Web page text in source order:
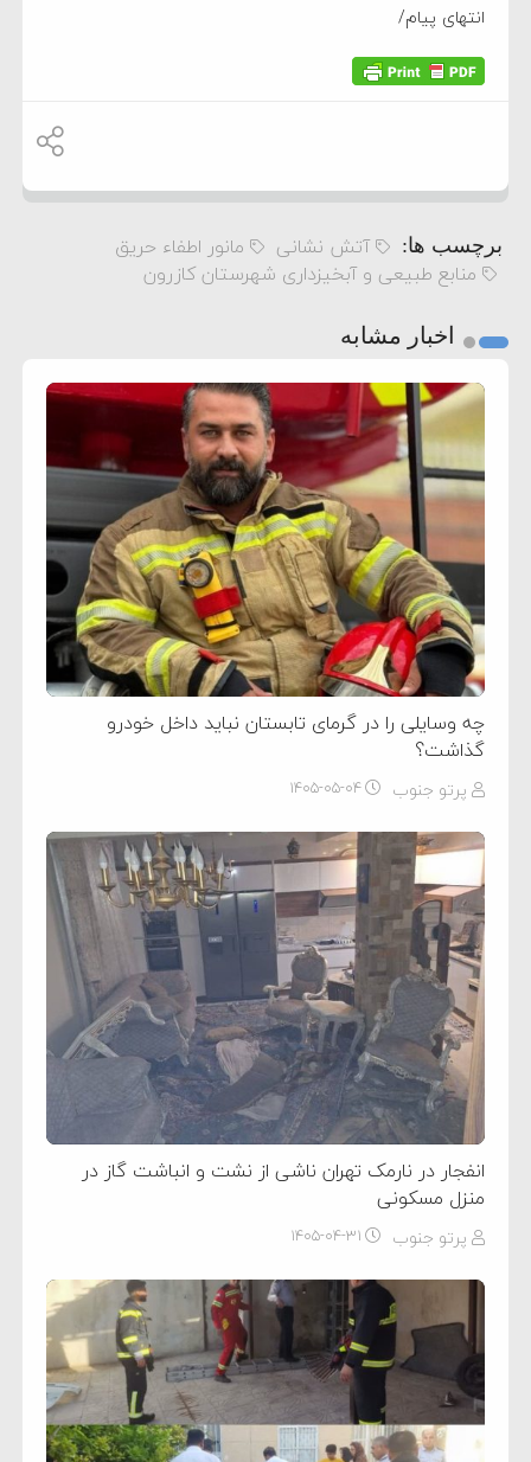
انتهای پیام/
برچسب ها: آتش نشانی
مانور اطفاء حریق
منابع طبیعی و آبخیزداری شهرستان کازرون
اخبار مشابه
چه وسایلی را در گرمای تابستان نباید داخل خودرو
گذاشت؟
پرتو جنوب ۱۴۰۵-۰۵-۰۴
انفجار در نارمک تهران ناشی از نشت و انباشت گاز در
منزل مسکونی
پرتو جنوب ۱۴۰۵-۰۴-۳۱